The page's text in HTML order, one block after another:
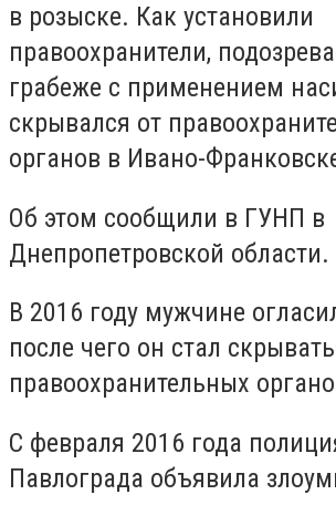
в розыске. Как установили
правоохранители,
грабеже с применением
скрывался от
органов в Ивано-
Об этом сообщили в ГУНП в
Днепропетровской области.
В 2016 году мужчине
после чего он стал
правоохранительных
С февраля 2016 года
Павлограда объявила